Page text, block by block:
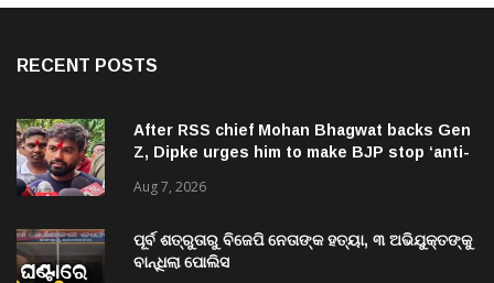
RECENT POSTS
After RSS chief Mohan Bhagwat backs Gen
Z, Dipke urges him to make BJP stop ‘anti-
Aug 7, 2026
ପୂର୍ବ ଶତ୍ରୁତାରୁ ବିଜେପି ନେତାଙ୍କ ହତ୍ୟା, ୩ ଅଭିଯୁକ୍ତଙ୍କୁ
ବାନ୍ଧିଲା ପୋଲିସ